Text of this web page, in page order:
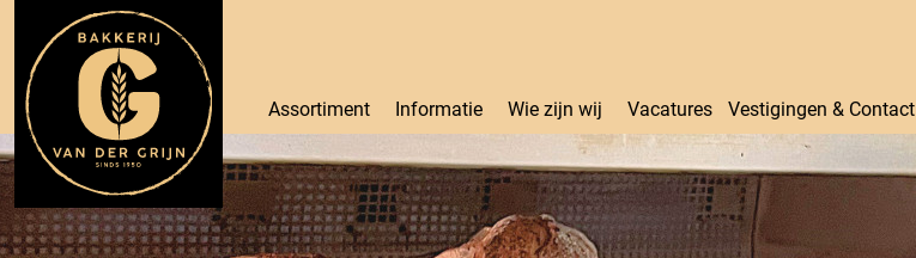
Assortiment Informatie Wie zijn wij Vacatures Vestigingen & Contact